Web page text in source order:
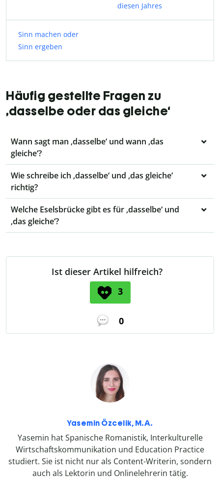
diesen Jahres
Sinn machen oder
Sinn ergeben
Häufig gestellte Fragen zu
‚dasselbe oder das gleiche‘
Wann sagt man ‚dasselbe‘ und wann ‚das
gleiche‘?
Wie schreibe ich ‚dasselbe‘ und ‚das gleiche‘
richtig?
Welche Eselsbrücke gibt es für ‚dasselbe‘ und
‚das gleiche‘?
Ist dieser Artikel hilfreich?
3
0
Yasemin Özcelik, M.A.
Yasemin hat Spanische Romanistik, Interkulturelle
Wirtschaftskommunikation und Education Practice
studiert. Sie ist nicht nur als Content-Writerin, sondern
auch als Lektorin und Onlinelehrerin tätig.